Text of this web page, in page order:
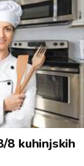
8 kuhinjskih